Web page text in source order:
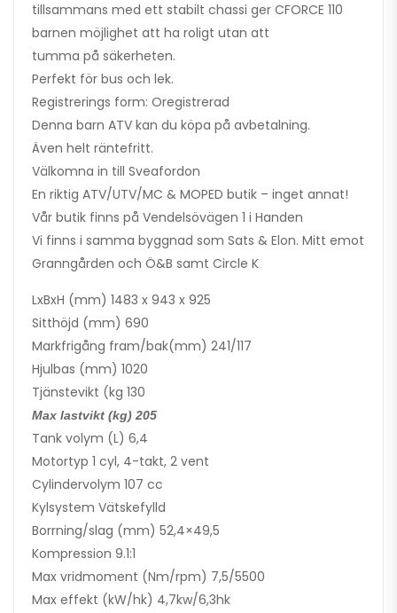
tillsammans med ett stabilt chassi ger CFORCE 110
barnen möjlighet att ha roligt utan att
tumma på säkerheten.
Perfekt för bus och lek.
Registrerings form: Oregistrerad
Denna barn ATV kan du köpa på avbetalning.
Även helt räntefritt.
Välkomna in till Sveafordon
En riktig ATV/UTV/MC & MOPED butik – inget annat!
Vår butik finns på Vendelsövägen 1 i Handen
Vi finns i samma byggnad som Sats & Elon. Mitt emot
Granngården och Ö&B samt Circle K
LxBxH (mm) 1483 x 943 x 925
Sitthöjd (mm) 690
Markfrigång fram/bak(mm) 241/117
Hjulbas (mm) 1020
Tjänstevikt (kg 130
Max lastvikt (kg) 205
Tank volym (L) 6,4
Motortyp 1 cyl, 4-takt, 2 vent
Cylindervolym 107 cc
Kylsystem Vätskefylld
Borrning/slag (mm) 52,4×49,5
Kompression 9.1:1
Max vridmoment (Nm/rpm) 7,5/5500
Max effekt (kW/hk) 4,7kw/6,3hk